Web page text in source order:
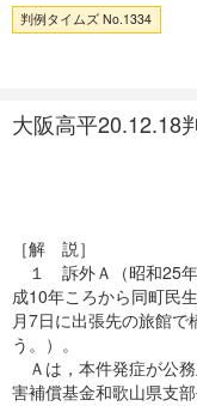
判例タイムズ No.1334
大阪高平20.12.18
［解 説］
１ 訴外Ａ（昭和25年
成10年ころから同町民
月7日に出張先の旅館
う。）。
Ａは，本件発症が公
害補償基金和歌山県支